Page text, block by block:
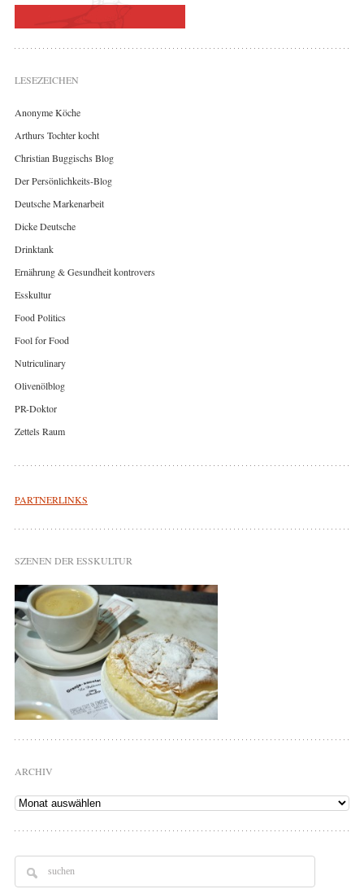
LESEZEICHEN
Anonyme Köche
Arthurs Tochter kocht
Christian Buggischs Blog
Der Persönlichkeits-Blog
Deutsche Markenarbeit
Dicke Deutsche
Drinktank
Ernährung & Gesundheit kontrovers
Esskultur
Food Politics
Fool for Food
Nutriculinary
Olivenölblog
PR-Doktor
Zettels Raum
PARTNERLINKS
SZENEN DER ESSKULTUR
ARCHIV
Archiv